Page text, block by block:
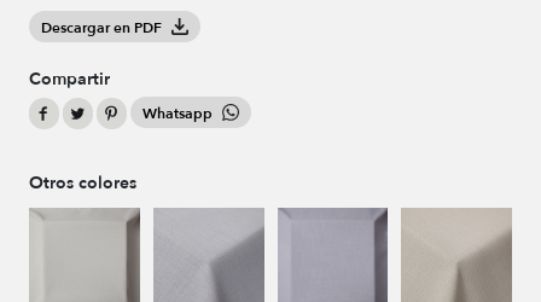
Descargar en PDF
Compartir
Whatsapp
Otros colores